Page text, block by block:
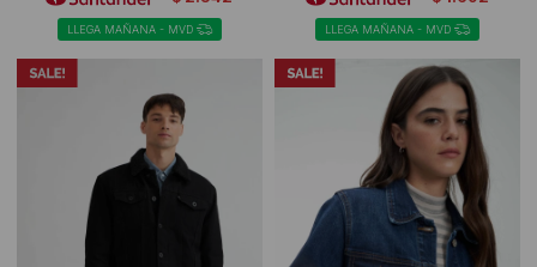
LLEGA MAÑANA - MVD LLEGA MAÑANA - MVD